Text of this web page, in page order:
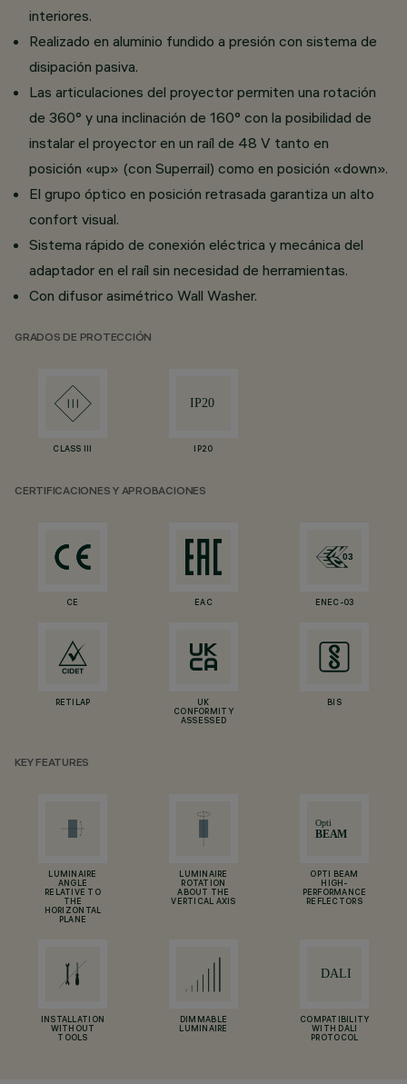
interiores.
Realizado en aluminio fundido a presión con sistema de
disipación pasiva.
Las articulaciones del proyector permiten una rotación
de 360° y una inclinación de 160° con la posibilidad de
instalar el proyector en un raíl de 48 V tanto en
posición «up» (con Superrail) como en posición «down».
El grupo óptico en posición retrasada garantiza un alto
confort visual.
Sistema rápido de conexión eléctrica y mecánica del
adaptador en el raíl sin necesidad de herramientas.
Con difusor asimétrico Wall Washer.
GRADOS DE PROTECCIÓN
CLASS III IP20
CERTIFICACIONES Y APROBACIONES
CE EAC ENEC-03
RETILAP
UK
CONFORMITY
ASSESSED
BIS
KEY FEATURES
LUMINAIRE
ANGLE
RELATIVE TO
THE
HORIZONTAL
PLANE
LUMINAIRE
ROTATION
ABOUT THE
VERTICAL AXIS
OPTI BEAM
HIGH-
PERFORMANCE
REFLECTORS
INSTALLATION
WITHOUT
TOOLS
DIMMABLE
LUMINAIRE
COMPATIBILITY
WITH DALI
PROTOCOL